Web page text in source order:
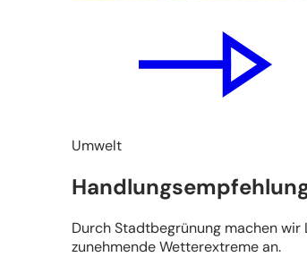
Umwelt
Durch Stadtbegrünung machen
zunehmende Wetterextreme an.